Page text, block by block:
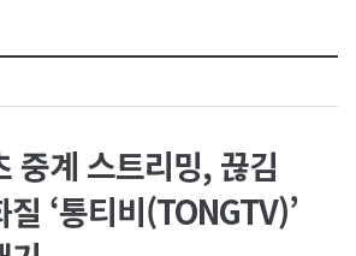
중계 스트리밍, 끊김
‘통티비(TONGTV)’